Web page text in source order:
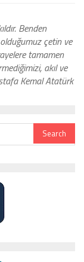
Benden
çetin ve
tamamen
akıl ve
Kemal Atatürk